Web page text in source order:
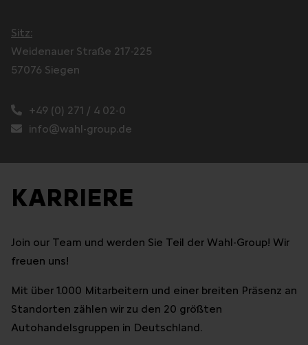
Sitz:
Weidenauer Straße 217-225
57076 Siegen
+49 (0) 271 / 4 02-0
info@wahl-group.de
KARRIERE
Join our Team und werden Sie Teil der Wahl-Group! Wir
freuen uns!
Mit über 1.000 Mitarbeitern und einer breiten Präsenz an
Standorten zählen wir zu den 20 größten
Autohandelsgruppen in Deutschland.